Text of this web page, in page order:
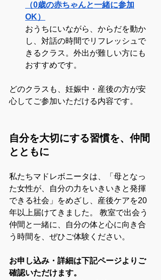
（0歳の赤ちゃんと一緒に参加
OK）
おうちにいながら、からだを動か
し、対話の時間でリフレッシュで
きるクラス。外出が難しい方にも
おすすめです。
どのクラスも、妊娠中・産後の方が安
心してご参加いただける内容です。
自分を大切にする習慣を、仲間
とともに
私たちマドレボニータは、「母となっ
た女性が、自分の力をいきいきと発揮
できる社会」をめざし、産後ケアを20
年以上届けてきました。 教室で出会う
仲間と一緒に、自分の体と心に向き合
う時間を、ぜひご体験ください。
お申し込み・詳細は下記ページよりご
確認いただけます。